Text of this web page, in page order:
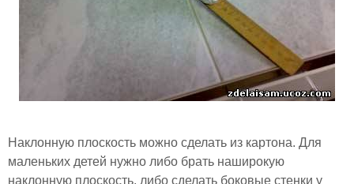
Наклонную плоскость можно сделать из картона. Для
маленьких детей нужно либо брать наширокую
наклонную плоскость, либо сделать боковые стенки у